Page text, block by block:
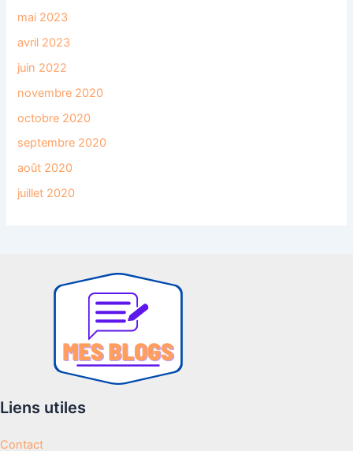
mai 2023
avril 2023
juin 2022
novembre 2020
octobre 2020
septembre 2020
août 2020
juillet 2020
Liens utiles
Contact